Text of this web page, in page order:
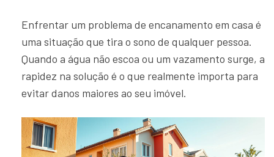
Enfrentar um problema de encanamento em casa é
uma situação que tira o sono de qualquer pessoa.
Quando a água não escoa ou um vazamento surge, a
rapidez na solução é o que realmente importa para
evitar danos maiores ao seu imóvel.